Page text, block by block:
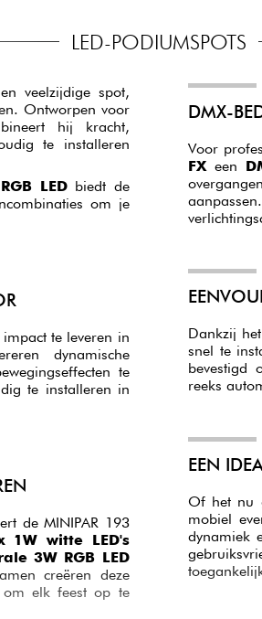
LED-PODIUMSPOTS
veelzijdige spot,
Ontworpen voor
hij kracht,
te installeren
LEDbiedt de
om je
te leveren in
dynamische
te
te installeren in
de MINIPAR 193
1W witte LED's
3W RGB LED
creëren deze
om elk feest op te
DMX-
Voor
FX een
Dankzij
snel te
bevestigd
reeks
EEN
Of het nu
mobiel
dynamiek